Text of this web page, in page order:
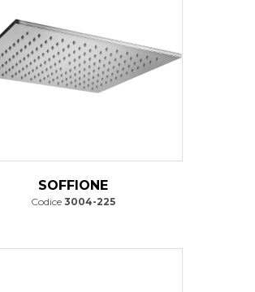
SOFFIONE
Codice 3004-225